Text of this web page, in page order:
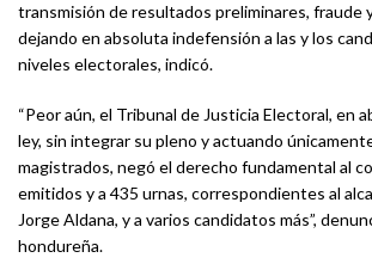
transmisión de resultados preliminares, fraude
dejando en absoluta indefensión a las y los
niveles electorales, indicó.
“Peor aún, el Tribunal de Justicia Electoral, en
ley, sin integrar su pleno y actuando
magistrados, negó el derecho fundamental al
emitidos y a 435 urnas, correspondientes al
Jorge Aldana, y a varios candidatos más”,
hondureña.